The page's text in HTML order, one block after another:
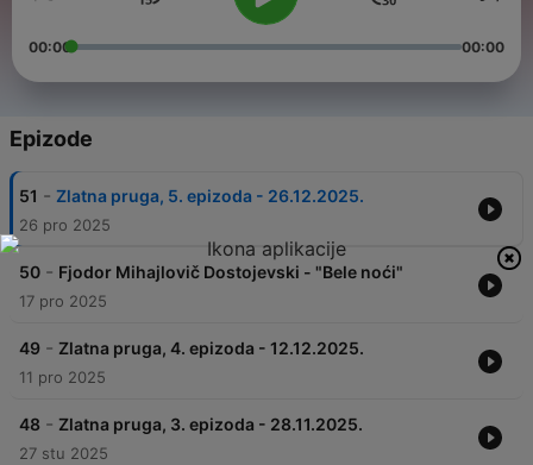
00:00 00:00
Epizode
51 - Zlatna pruga, 5. epizoda - 26.12.2025.
26 pro 2025
50 - Fjodor Mihajlovič Dostojevski - "Bele noći"
17 pro 2025
49 - Zlatna pruga, 4. epizoda - 12.12.2025.
11 pro 2025
48 - Zlatna pruga, 3. epizoda - 28.11.2025.
27 stu 2025